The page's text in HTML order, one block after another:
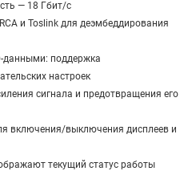
— 18 Гбит/с
и Toslink для деэмбеддирования
данными: поддержка
настроек
сигнала и предотвращения его
включения/выключения дисплеев и
текущий статус работы